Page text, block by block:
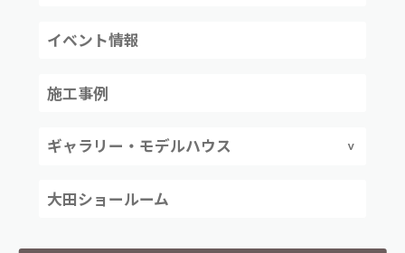
イベント情報
施工事例
ギャラリー・モデルハウス
大田ショールーム